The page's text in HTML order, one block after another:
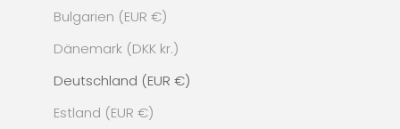
Bulgarien (EUR €)
Dänemark (DKK kr.)
Deutschland (EUR €)
Estland (EUR €)